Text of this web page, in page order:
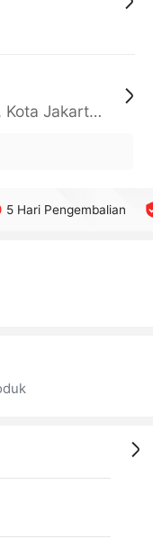
Daerah Khusus Ibukota Jakarta, Kota Jakarta Barat, Cengkareng, yy
5 Hari Pengembalian